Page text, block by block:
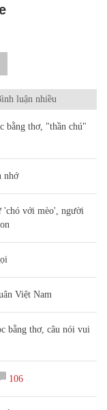
luận nhiều
bằng thơ, "thần chú"
nhớ
'chó với mèo', người
Việt Nam
bằng thơ, câu nói vui
106